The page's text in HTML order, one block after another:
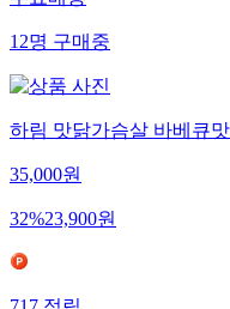
무료배송
12명구매중
하림 맛닭가슴살 바베큐
35,000원
32%23,900원